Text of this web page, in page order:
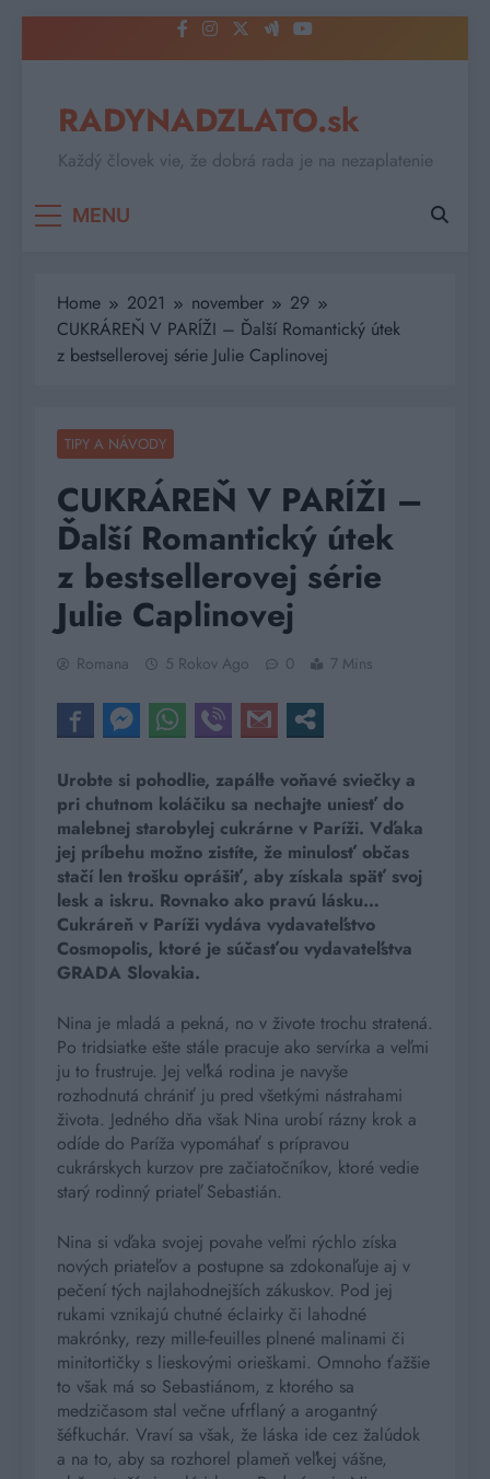
to
RADYNADZLATO.sk
Každý človek vie, že dobrá rada je na nezaplatenie
MENU
Home 2021 november
29
CUKRÁREŇ V PARÍŽI – Ďalší Romantický útek
z bestsellerovej série Julie Caplinovej
TIPY A NÁVODY
CUKRÁREŇ V PARÍŽI –
Ďalší Romantický útek
z bestsellerovej série
Julie Caplinovej
Romana 5 Rokov Ago 0 7 Mins
Urobte si pohodlie, zapáľte voňavé sviečky a
pri chutnom koláčiku sa nechajte uniesť do
malebnej starobylej cukrárne v Paríži. Vďaka
jej príbehu možno zistíte, že minulosť občas
stačí len trošku oprášiť, aby získala späť svoj
lesk a iskru. Rovnako ako pravú lásku…
Cukráreň v Paríži vydáva vydavateľstvo
Cosmopolis, ktoré je súčasťou vydavateľstva
GRADA Slovakia.
Nina je mladá a pekná, no v živote trochu stratená.
Po tridsiatke ešte stále pracuje ako servírka a veľmi
ju to frustruje. Jej veľká rodina je navyše
rozhodnutá chrániť ju pred všetkými nástrahami
života. Jedného dňa však Nina urobí rázny krok a
odíde do Paríža vypomáhať s prípravou
cukrárskych kurzov pre začiatočníkov, ktoré vedie
starý rodinný priateľSebastián.
Nina si vďaka svojej povahe veľmi rýchlo získa
nových priateľov a postupne sa zdokonaľuje aj v
pečení tých najlahodnejších zákuskov. Pod jej
rukami vznikajú chutné éclairky či lahodné
makrónky, rezy mille-feuilles plnené malinami či
minitortičky s lieskovými orieškami. Omnoho ťažšie
to však má so Sebastiánom, z ktorého sa
medzičasom stal večne ufrflaný a arogantný
šéfkuchár. Vraví sa však, že láska ide cez žalúdok
a na to, aby sa rozhorel plameň veľkej vášne,